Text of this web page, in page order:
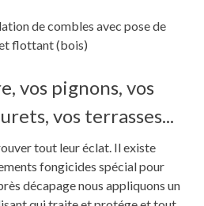
de combles avec pose de
flottant (bois)
vos pignons, vos
vos terrasses...
tout leur éclat. Il existe
fongicides spécial pour
décapage nous appliquons un